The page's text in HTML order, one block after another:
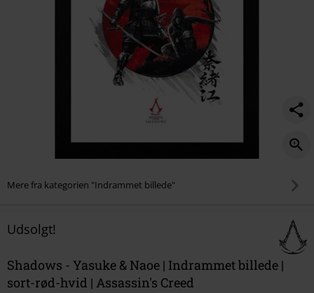
Mere fra kategorien "Indrammet billede"
Udsolgt!
Shadows - Yasuke & Naoe | Indrammet billede |
sort-rød-hvid | Assassin's Creed